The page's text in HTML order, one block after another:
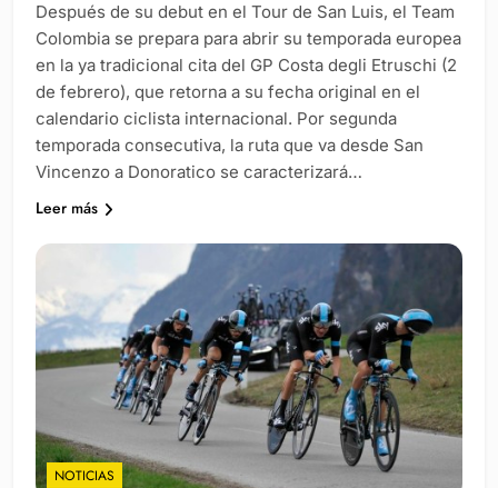
Después de su debut en el Tour de San Luis, el Team
Colombia se prepara para abrir su temporada europea
en la ya tradicional cita del GP Costa degli Etruschi (2
de febrero), que retorna a su fecha original en el
calendario ciclista internacional. Por segunda
temporada consecutiva, la ruta que va desde San
Vincenzo a Donoratico se caracterizará…
Leer más
NOTICIAS